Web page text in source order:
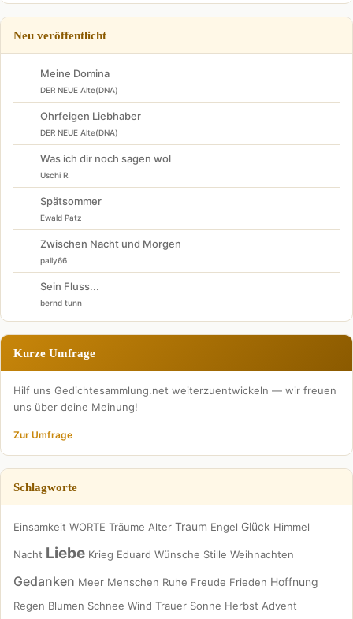
Neu veröffentlicht
Meine Domina
DER NEUE Alte(DNA)
Ohrfeigen Liebhaber
DER NEUE Alte(DNA)
Was ich dir noch sagen wol
Uschi R.
Spätsommer
Ewald Patz
Zwischen Nacht und Morgen
pally66
Sein Fluss...
bernd tunn
Kurze Umfrage
Hilf uns Gedichtesammlung.net weiterzuentwickeln — wir freuen
uns über deine Meinung!
Zur Umfrage
Schlagworte
Einsamkeit WORTE Träume Alter Traum Engel Glück Himmel
Nacht Liebe Krieg Eduard Wünsche Stille Weihnachten
Gedanken Meer Menschen Ruhe Freude Frieden Hoffnung
Regen Blumen Schnee Wind Trauer Sonne Herbst Advent